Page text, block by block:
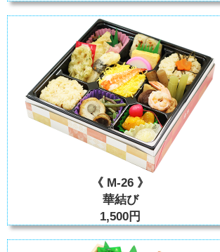
《 M-26 》
華結び
1,500円